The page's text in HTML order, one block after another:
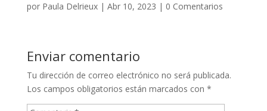
por Paula Delrieux| Abr 10, 2023 | 0 Comentarios
Enviar comentario
Tu dirección de correo electrónico no será publicada.
Los campos obligatorios están marcados con *